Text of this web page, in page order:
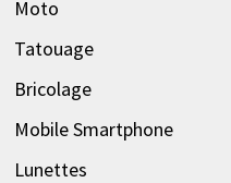
Moto
Tatouage
Bricolage
Mobile Smartphone
Lunettes